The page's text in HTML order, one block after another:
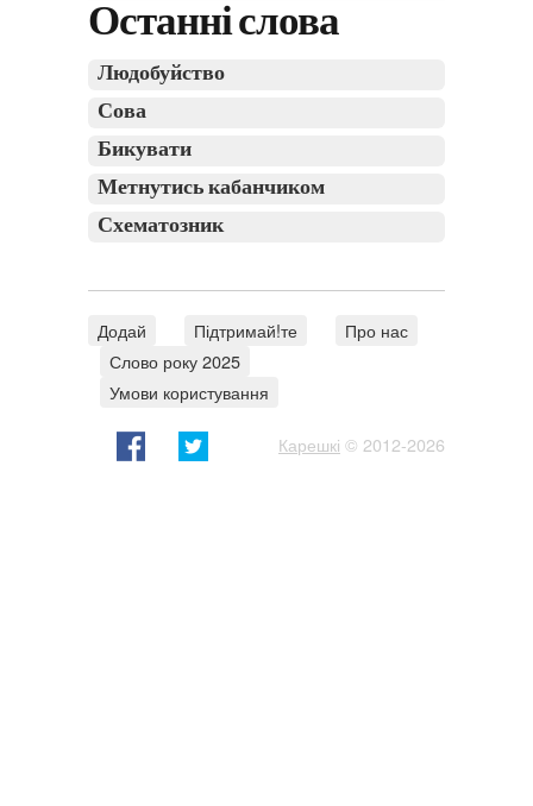
Останні слова
Людобуйство
Сова
Бикувати
Метнутись кабанчиком
Схематозник
Додай Підтримай!те
Про нас
Слово року 2025
Умови користування
Карешкі © 2012-2026